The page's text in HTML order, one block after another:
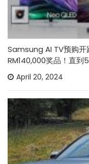
Samsung AI TV预购开
RM140,000奖品！直到5
April 20, 2024